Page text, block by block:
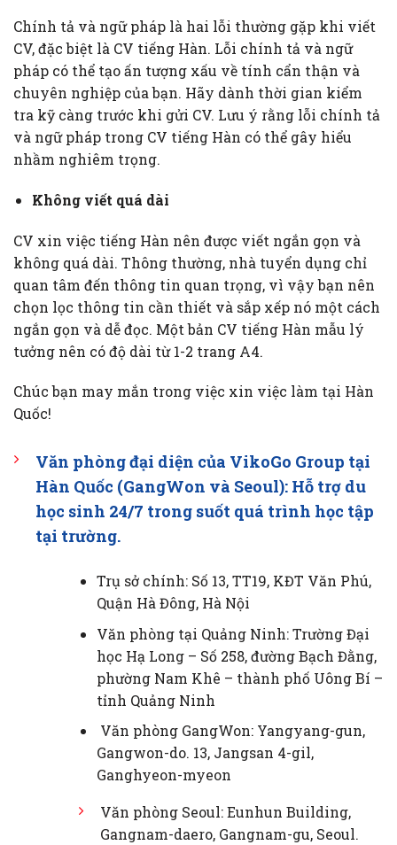
Chính tả và ngữ pháp là hai lỗi thường gặp khi viết
CV, đặc biệt là CV tiếng Hàn. Lỗi chính tả và ngữ
pháp có thể tạo ấn tượng xấu về tính cẩn thận và
chuyên nghiệp của bạn. Hãy dành thời gian kiểm
tra kỹ càng trước khi gửi CV. Lưu ý rằng lỗi chính tả
và ngữ pháp trong CV tiếng Hàn có thể gây hiểu
nhầm nghiêm trọng.
Không viết quá dài
CV xin việc tiếng Hàn nên được viết ngắn gọn và
không quá dài. Thông thường, nhà tuyển dụng chỉ
quan tâm đến thông tin quan trọng, vì vậy bạn nên
chọn lọc thông tin cần thiết và sắp xếp nó một cách
ngắn gọn và dễ đọc. Một bản CV tiếng Hàn mẫu lý
tưởng nên có độ dài từ 1-2 trang A4.
Chúc bạn may mắn trong việc xin việc làm tại Hàn
Quốc!
Văn phòng đại diện của VikoGo Group tại
Hàn Quốc (GangWon và Seoul): Hỗ trợ du
học sinh 24/7 trong suốt quá trình học tập
tại trường.
Trụ sở chính: Số 13, TT19, KĐT Văn Phú,
Quận Hà Đông, Hà Nội
Văn phòng tại Quảng Ninh: Trường Đại
học Hạ Long – Số 258, đường Bạch Đằng,
phường Nam Khê – thành phố Uông Bí –
tỉnh Quảng Ninh
Văn phòng GangWon: Yangyang-gun,
Gangwon-do. 13, Jangsan 4-gil,
Ganghyeon-myeon
Văn phòng Seoul: Eunhun Building,
Gangnam-daero, Gangnam-gu, Seoul.